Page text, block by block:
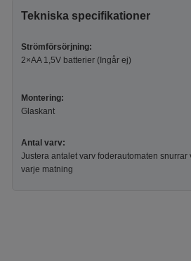
Tekniska specifikationer
Strömförsörjning:
2×AA 1,5V batterier (Ingår ej)
Montering:
Glaskant
Antal varv:
Justera antalet varv foderautomaten snurrar
varje matning